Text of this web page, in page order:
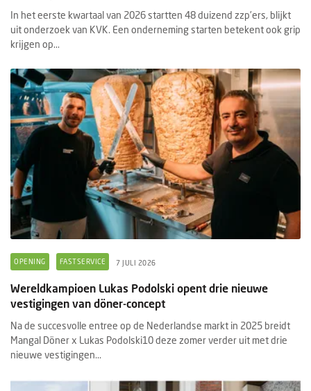
In het eerste kwartaal van 2026 startten 48 duizend zzp’ers, blijkt
uit onderzoek van KVK. Een onderneming starten betekent ook grip
krijgen op...
OPENING FASTSERVICE 7 JULI 2026
Wereldkampioen Lukas Podolski opent drie nieuwe
vestigingen van döner-concept
Na de succesvolle entree op de Nederlandse markt in 2025 breidt
Mangal Döner x Lukas Podolski10 deze zomer verder uit met drie
nieuwe vestigingen...